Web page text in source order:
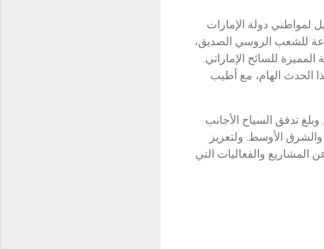
لمواطني دولة الإمارات
للشعب الروسي الصديق،
للسائح الإماراتي.
الحدث الهام، مع أطيب
تدفق السياح الأجانب
والشرق الأوسط. ولتعزيز
المشاريع والفعاليات التي